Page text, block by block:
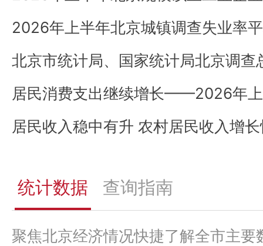
统计数据 查询指南
聚焦北京经济情况快捷了解全市主要